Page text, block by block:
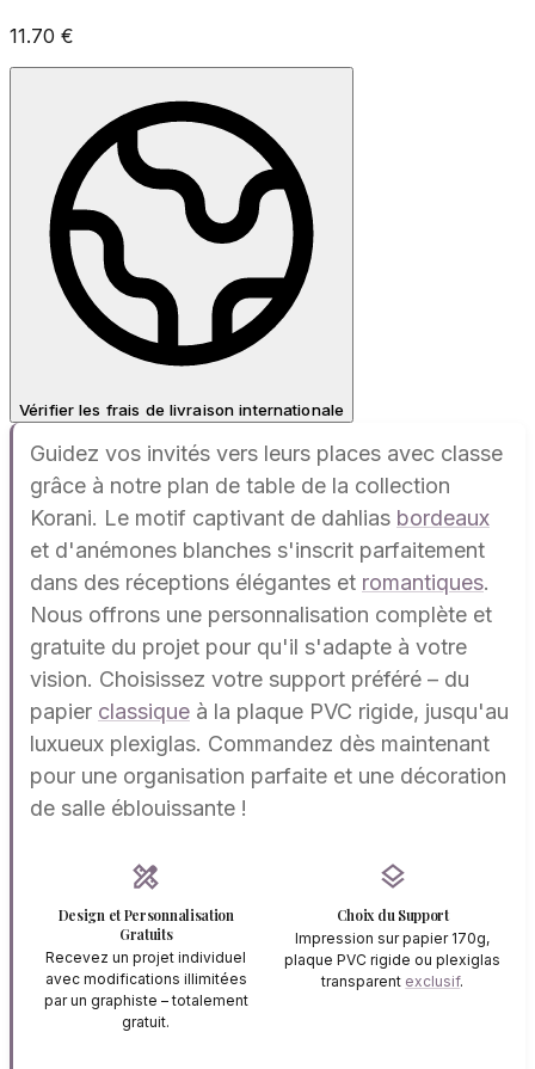
11.70 €
Vérifier les frais de livraison internationale
Guidez vos invités vers leurs places avec classe
grâce à notre plan de table de la collection
Korani. Le motif captivant de dahlias bordeaux
et d'anémones blanches s'inscrit parfaitement
dans des réceptions élégantes et romantiques.
Nous offrons une personnalisation complète et
gratuite du projet pour qu'il s'adapte à votre
vision. Choisissez votre support préféré – du
papier classique à la plaque PVC rigide, jusqu'au
luxueux plexiglas. Commandez dès maintenant
pour une organisation parfaite et une décoration
de salle éblouissante !
design_services
Design et Personnalisation
Gratuits
Recevez un projet individuel
avec modifications illimitées
par un graphiste – totalement
gratuit.
layers
Choix du Support
Impression sur papier 170g,
plaque PVC rigide ou plexiglas
transparent exclusif.